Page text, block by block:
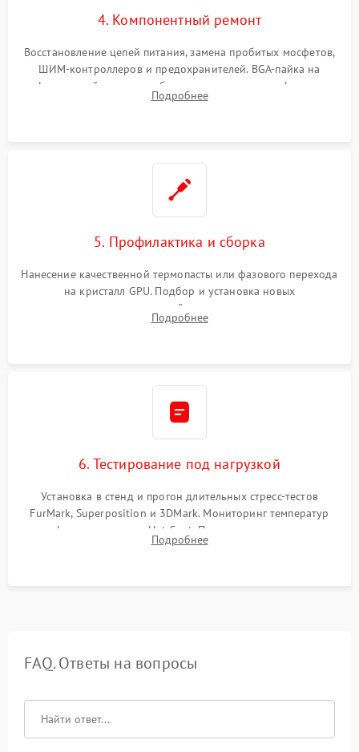
4. Компонентный ремонт
Восстановление цепей питания, замена пробитых мосфетов,
ШИМ-контроллеров и предохранителей. BGA-пайка на
инфракрасной станции реболлинг или замена графического
чипа и дефектной памяти GDDR. Прошивка BIOS
Подробнее
5. Профилактика и сборка
Нанесение качественной термопасты или фазового перехода
на кристалл GPU. Подбор и установка новых
термопрокладок правильной толщины на память и цепи
питания. Монтаж радиатора и бэкплейта, подключение и
Подробнее
6. Тестирование под нагрузкой
Установка в стенд и прогон длительных стресс-тестов
FurMark, Superposition и 3DMark. Мониторинг температур
графического чипа и Hot Spot. Проверка на отсутствие
артефактов изображения, вылетов драйвера и зависаний.
Подробнее
FAQ. Ответы на вопросы